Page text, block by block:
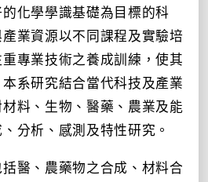
化學學識基礎為目標的科
業資源以不同課程及實驗培
專業技術之養成訓練，使其
系研究結合當代科技及產業
料、生物、醫藥、農業及能
分析、感測及特性研究。
醫、農藥物之合成、材料合